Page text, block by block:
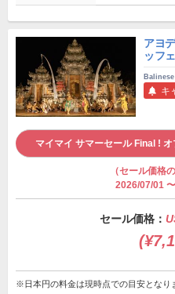
アヨ
ッフ
キ
マイマイ サマーセール Final !
（セール価格
2026/07/01
セール価格：
※日本円の料金は現時点での目安となり